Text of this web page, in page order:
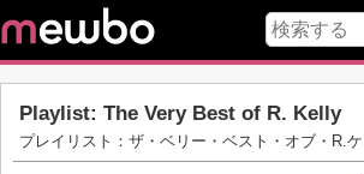
Playlist: The Very Best of R. Kelly
プレイリスト：ザ・ベリー・ベスト・オブ・R.